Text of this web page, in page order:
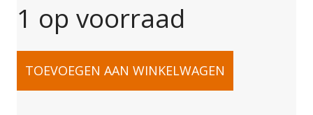
1 op voorraad
PEUGEOT
TOEVOEGEN AAN WINKELWAGEN